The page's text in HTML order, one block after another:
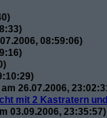
08:59:06)
am 26.07.2006,
mit 2 Kastratern
03.09.2006, 23:35:57)